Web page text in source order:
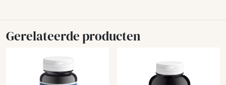
Gerelateerde producten